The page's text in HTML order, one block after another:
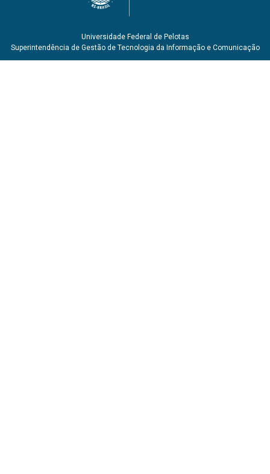
Universidade Federal de Pelotas
Superintendência de Gestão de Tecnologia da Informação e Comunicação